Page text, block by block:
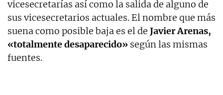
vicesecretarías así como la salida de alguno de
sus vicesecretarios actuales. El nombre que más
suena como posible baja es el de Javier Arenas,
«totalmente desaparecido» según las mismas
fuentes.